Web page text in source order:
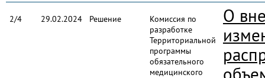
2/4 29.02.2024 Решение
Комиссия по
разработке
Территориальной
программы
обязательного
медицинского
О